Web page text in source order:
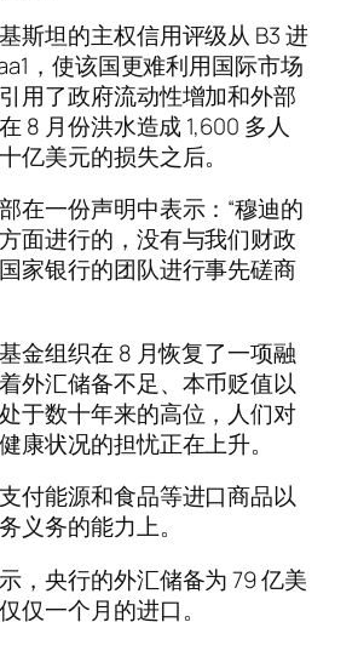
斯坦的主权信用评级从 B3 进
，使该国更难利用国际市场
用了政府流动性增加和外部
8 月份洪水造成 1,600 多人
亿美元的损失之后。
在一份声明中表示：“穆迪的
面进行的，没有与我们财政
家银行的团队进行事先磋商
金组织在 8 月恢复了一项融
外汇储备不足、本币贬值以
于数十年来的高位，人们对
康状况的担忧正在上升。
付能源和食品等进口商品以
义务的能力上。
，央行的外汇储备为 79 亿美
仅一个月的进口。